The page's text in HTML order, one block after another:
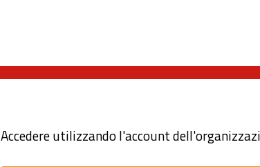
Accedere utilizzando l'account